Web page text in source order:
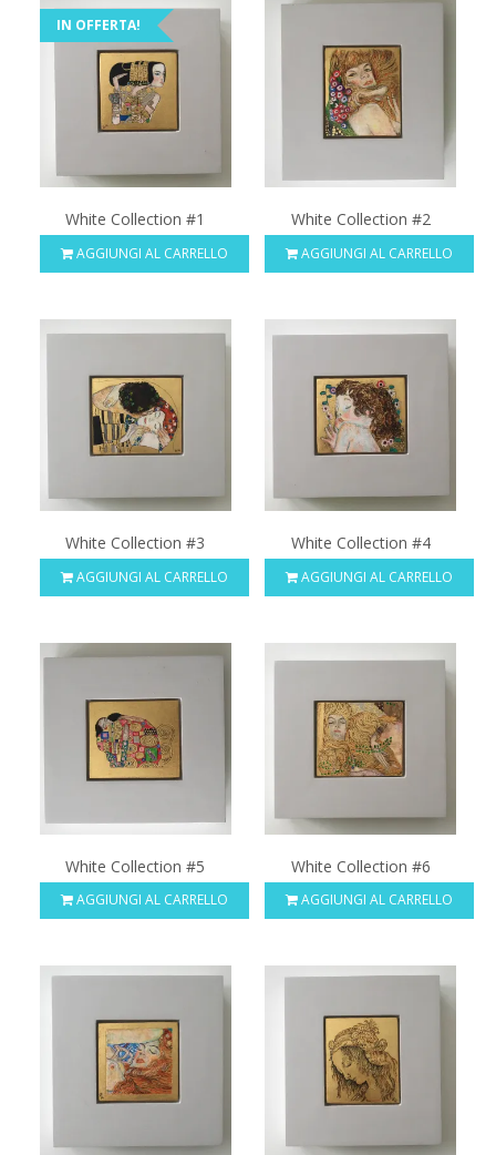
IN OFFERTA!
White Collection #1
AGGIUNGI AL CARRELLO
White Collection #2
AGGIUNGI AL CARRELLO
White Collection #3
AGGIUNGI AL CARRELLO
White Collection #4
AGGIUNGI AL CARRELLO
White Collection #5
AGGIUNGI AL CARRELLO
White Collection #6
AGGIUNGI AL CARRELLO